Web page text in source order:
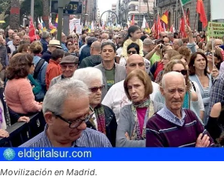
Movilización en Madrid.